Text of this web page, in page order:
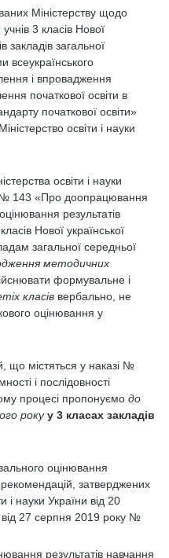
Міністерству щодо
3 класів Нової
закладів загальної
всеукраїнського
і впровадження
початкової освіти в
початкової освіти»
освіти і науки
освіти і науки
№ 143 «Про доопрацювання
результатів
Нової української
загальної середньої
методичних
формувальне і
класів вербально, не
оцінювання у
що містяться у наказі №
і послідовності
процесі пропонуємо до
року у 3 класах закладів
оцінювання
затверджених
і науки України від 20
27 серпня 2019 року №
результатів навчання